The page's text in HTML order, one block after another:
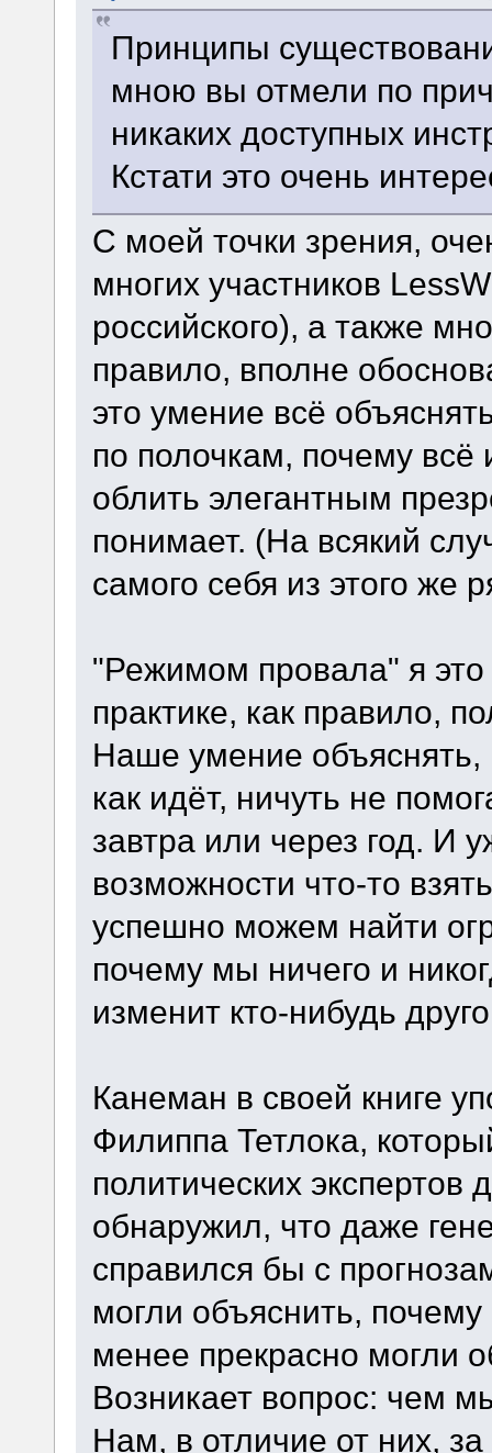
Принципы
мною вы отмели по
никаких доступных
Кстати это очень
С моей точки зрения,
многих участников
российского), а также
правило, вполне
это умение всё
по полочкам, почему всё
облить элегантным
понимает. (На всякий
самого себя из этого же
"Режимом провала" я
практике, как правило,
Наше умение объяснять,
как идёт, ничуть не
завтра или через год. И
возможности что-то
успешно можем найти
почему мы ничего и
изменит кто-нибудь
Канеман в своей книге
Филиппа Тетлока,
политических экспертов
обнаружил, что даже
справился бы с
могли объяснить,
менее прекрасно могли
Возникает вопрос: чем
Нам, в отличие от них,